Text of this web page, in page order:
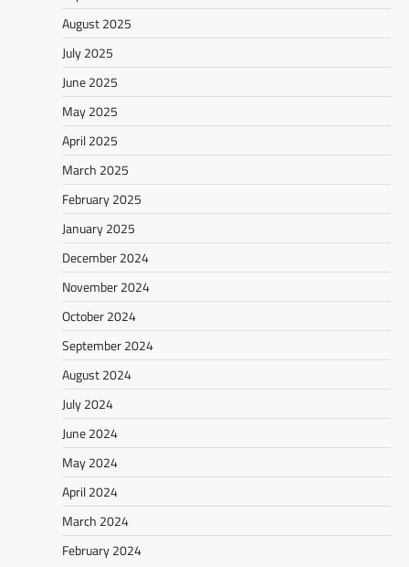
August 2025
July 2025
June 2025
May 2025
April 2025
March 2025
February 2025
January 2025
December 2024
November 2024
October 2024
September 2024
August 2024
July 2024
June 2024
May 2024
April 2024
March 2024
February 2024